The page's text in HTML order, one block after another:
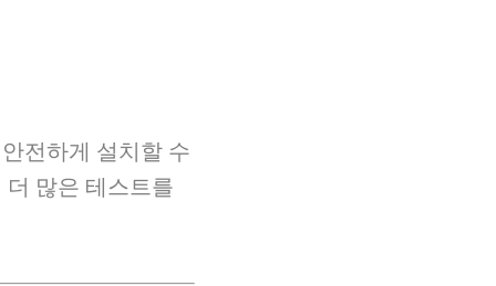
전하게 설치할 수
많은 테스트를